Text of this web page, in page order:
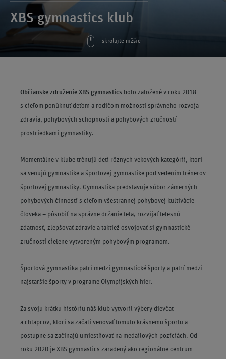
XBS gymnastics klub
skrolujte nižšie
Občianske združenie XBS gymnastics bolo založené v roku 2018
s cieľom ponúknuť deťom a rodičom možnosti správneho rozvoja
zdravia, pohybových schopností a pohybových zručností
prostriedkami gymnastiky.
Momentálne v klube trénujú deti rôznych vekových kategórii, ktorí
sa venujú gymnastike a športovej gymnastike pod vedením trénerov
športovej gymnastiky. Gymnastika predstavuje súbor zámerných
pohybových činností s cieľom všestrannej pohybovej kultivácie
človeka – pôsobiť na správne držanie tela, rozvíjať telesnú
zdatnosť, zlepšovať zdravie a taktiež osvojovať si gymnastické
zručnosti cielene vytvoreným pohybovým programom.
Športová gymnastika patrí medzi gymnastické športy a patrí medzi
najstaršie športy v programe Olympijských hier.
Za svoju krátku históriu náš klub vytvoril výbery dievčat
a chlapcov, ktorí sa začali venovať tomuto krásnemu športu a
postupne sa začínajú umiestňovať na medailových pozíciách. Od
roku 2020 je XBS gymnastics zaradený ako regionálne centrum